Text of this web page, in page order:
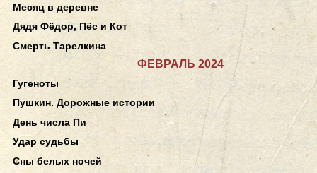
Месяц в деревне
Дядя Фёдор, Пёс и Кот
Смерть Тарелкина
ФЕВРАЛЬ 2024
Гугеноты
Пушкин. Дорожные истории
День числа Пи
Удар судьбы
Сны белых ночей